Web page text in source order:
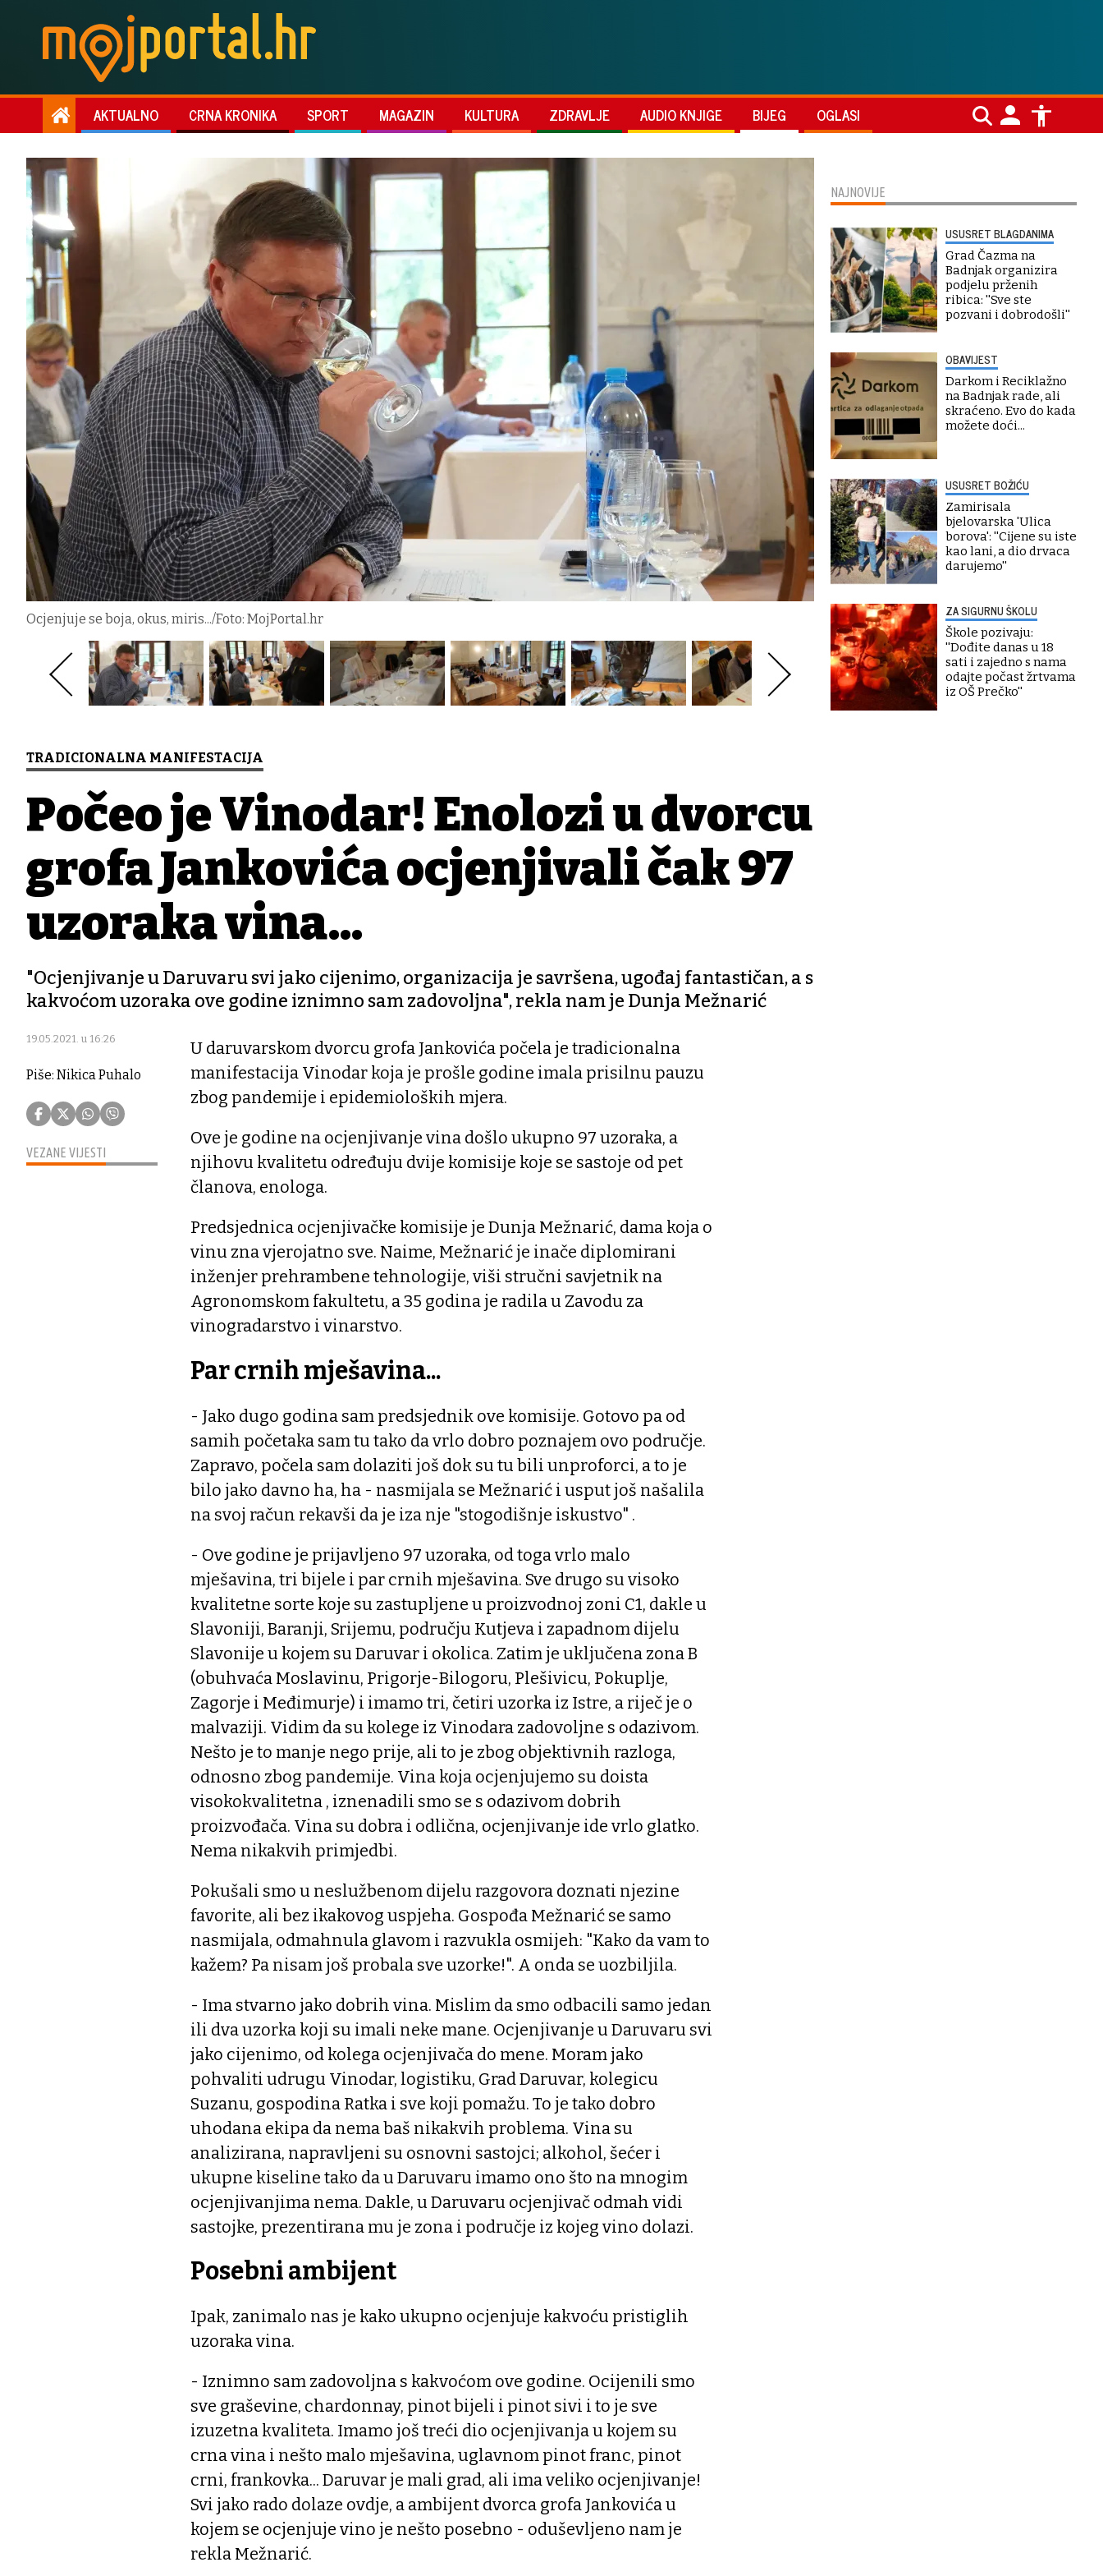
AKTUALNO CRNA KRONIKA SPORT MAGAZIN KULTURA ZDRAVLJE AUDIO KNJIGE BIJEG OGLASI
Ocjenjuje se boja, okus, miris.../Foto: MojPortal.hr
TRADICIONALNA MANIFESTACIJA
Počeo je Vinodar! Enolozi u dvorcu
grofa Jankovića ocjenjivali čak 97
uzoraka vina...
"Ocjenjivanje u Daruvaru svi jako cijenimo, organizacija je savršena, ugođaj fantastičan, a s
kakvoćom uzoraka ove godine iznimno sam zadovoljna", rekla nam je Dunja Mežnarić
19.05.2021. u 16:26
Piše: Nikica Puhalo
VEZANE VIJESTI
U daruvarskom dvorcu grofa Jankovića počela je tradicionalna
manifestacija Vinodar koja je prošle godine imala prisilnu pauzu
zbog pandemije i epidemioloških mjera.
Ove je godine na ocjenjivanje vina došlo ukupno 97 uzoraka, a
njihovu kvalitetu određuju dvije komisije koje se sastoje od pet
članova, enologa.
Predsjednica ocjenjivačke komisije je Dunja Mežnarić, dama koja o
vinu zna vjerojatno sve. Naime, Mežnarić je inače diplomirani
inženjer prehrambene tehnologije, viši stručni savjetnik na
Agronomskom fakultetu, a 35 godina je radila u Zavodu za
vinogradarstvo i vinarstvo.
Par crnih mješavina...
- Jako dugo godina sam predsjednik ove komisije. Gotovo pa od
samih početaka sam tu tako da vrlo dobro poznajem ovo područje.
Zapravo, počela sam dolaziti još dok su tu bili unproforci, a to je
bilo jako davno ha, ha - nasmijala se Mežnarić i usput još našalila
na svoj račun rekavši da je iza nje "stogodišnje iskustvo" .
- Ove godine je prijavljeno 97 uzoraka, od toga vrlo malo
mješavina, tri bijele i par crnih mješavina. Sve drugo su visoko
kvalitetne sorte koje su zastupljene u proizvodnoj zoni C1, dakle u
Slavoniji, Baranji, Srijemu, području Kutjeva i zapadnom dijelu
Slavonije u kojem su Daruvar i okolica. Zatim je uključena zona B
(obuhvaća Moslavinu, Prigorje-Bilogoru, Plešivicu, Pokuplje,
Zagorje i Međimurje) i imamo tri, četiri uzorka iz Istre, a riječ je o
malvaziji. Vidim da su kolege iz Vinodara zadovoljne s odazivom.
Nešto je to manje nego prije, ali to je zbog objektivnih razloga,
odnosno zbog pandemije. Vina koja ocjenjujemo su doista
visokokvalitetna , iznenadili smo se s odazivom dobrih
proizvođača. Vina su dobra i odlična, ocjenjivanje ide vrlo glatko.
Nema nikakvih primjedbi.
Pokušali smo u neslužbenom dijelu razgovora doznati njezine
favorite, ali bez ikakovog uspjeha. Gospođa Mežnarić se samo
nasmijala, odmahnula glavom i razvukla osmijeh: "Kako da vam to
kažem? Pa nisam još probala sve uzorke!". A onda se uozbiljila.
- Ima stvarno jako dobrih vina. Mislim da smo odbacili samo jedan
ili dva uzorka koji su imali neke mane. Ocjenjivanje u Daruvaru svi
jako cijenimo, od kolega ocjenjivača do mene. Moram jako
pohvaliti udrugu Vinodar, logistiku, Grad Daruvar, kolegicu
Suzanu, gospodina Ratka i sve koji pomažu. To je tako dobro
uhodana ekipa da nema baš nikakvih problema. Vina su
analizirana, napravljeni su osnovni sastojci; alkohol, šećer i
ukupne kiseline tako da u Daruvaru imamo ono što na mnogim
ocjenjivanjima nema. Dakle, u Daruvaru ocjenjivač odmah vidi
sastojke, prezentirana mu je zona i područje iz kojeg vino dolazi.
Posebni ambijent
Ipak, zanimalo nas je kako ukupno ocjenjuje kakvoću pristiglih
uzoraka vina.
- Iznimno sam zadovoljna s kakvoćom ove godine. Ocijenili smo
sve graševine, chardonnay, pinot bijeli i pinot sivi i to je sve
izuzetna kvaliteta. Imamo još treći dio ocjenjivanja u kojem su
crna vina i nešto malo mješavina, uglavnom pinot franc, pinot
crni, frankovka... Daruvar je mali grad, ali ima veliko ocjenjivanje!
Svi jako rado dolaze ovdje, a ambijent dvorca grofa Jankovića u
kojem se ocjenjuje vino je nešto posebno - oduševljeno nam je
rekla Mežnarić.
NAJNOVIJE
USUSRET BLAGDANIMA
Grad Čazma na
Badnjak organizira
podjelu prženih
ribica: ''Sve ste
pozvani i dobrodošli''
OBAVIJEST
Darkom i Reciklažno
na Badnjak rade, ali
skraćeno. Evo do kada
možete doći...
USUSRET BOŽIĆU
Zamirisala
bjelovarska 'Ulica
borova': ''Cijene su iste
kao lani, a dio drvaca
darujemo''
ZA SIGURNU ŠKOLU
Škole pozivaju:
''Dođite danas u 18
sati i zajedno s nama
odajte počast žrtvama
iz OŠ Prečko''